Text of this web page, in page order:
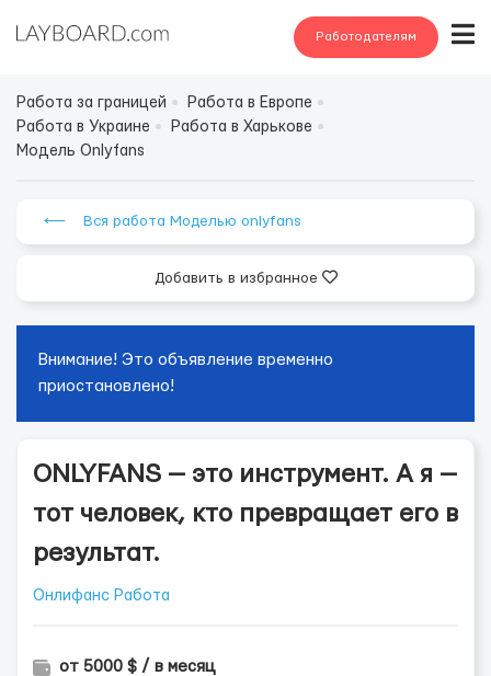
Работодателям
Работа за границей
Работа в Европе
Работа в Украине
Работа в Харькове
Модель Onlyfans
⟵ Вся работа Моделью onlyfans
Добавить в избранное
Внимание! Это объявление временно
приостановлено!
ONLYFANS — это инструмент. А я —
тот человек, кто превращает его в
результат.
Онлифанс Работа
от 5000 $ / в месяц